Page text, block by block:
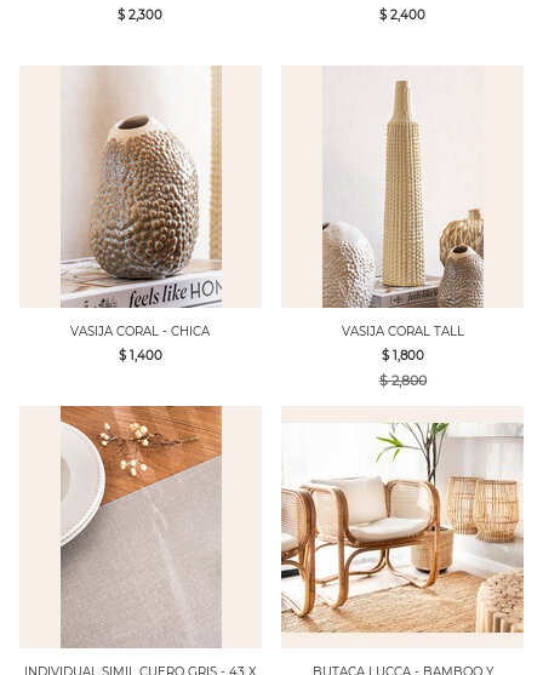
$ 2,300
$ 2,400
VASIJA CORAL - CHICA
$ 1,400
VASIJA CORAL TALL
$ 1,800
$ 2,800